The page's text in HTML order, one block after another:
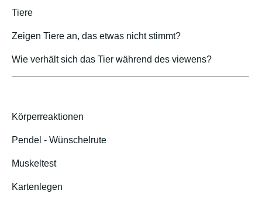
Tiere
Zeigen Tiere an, das etwas nicht stimmt?
Wie verhält sich das Tier während des viewens?
Körperreaktionen
Pendel - Wünschelrute
Muskeltest
Kartenlegen